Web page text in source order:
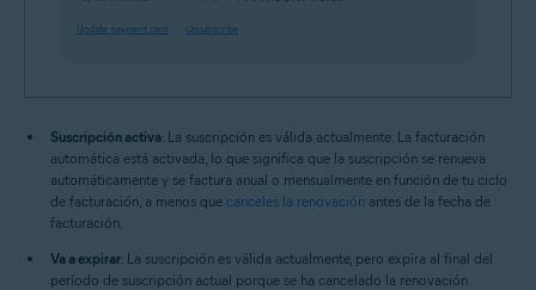
Suscripción activa: La suscripción es válida actualmente. La facturación
automática está activada, lo que significa que la suscripción se renueva
automáticamente y se factura anual o mensualmente en función de tu ciclo
de facturación, a menos que canceles la renovación antes de la fecha de
facturación.
Va a expirar: La suscripción es válida actualmente, pero expira al final del
período de suscripción actual porque se ha cancelado la renovación